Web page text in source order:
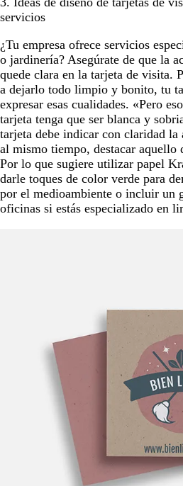
servicios
¿Tu empresa ofrece servicios
o jardinería? Asegúrate de que la
quede clara en la tarjeta de visita.
a dejarlo todo limpio y bonito, tu
expresar esas cualidades. «Pero
tarjeta tenga que ser blanca y
tarjeta debe indicar con claridad la
al mismo tiempo, destacar aquello
Por lo que sugiere utilizar papel
darle toques de color verde para
por el medioambiente o incluir un
oficinas si estás especializado en